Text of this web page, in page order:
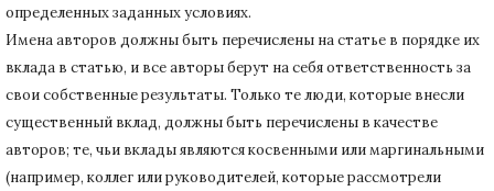
определенных заданных условиях.
Имена авторов должны быть перечислены на статье в порядке их
вклада в статью, и все авторы берут на себя ответственность за
свои собственные результаты. Только те люди, которые внесли
существенный вклад, должны быть перечислены в качестве
авторов; те, чьи вклады являются косвенными или маргинальными
(например, коллег или руководителей, которые рассмотрели